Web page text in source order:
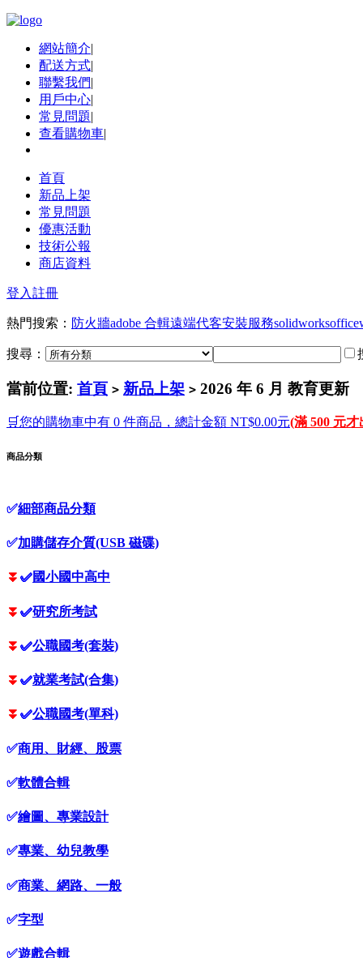
網站簡介|
配送方式|
聯繫我們|
用戶中心|
常見問題|
查看購物車|
首頁
新品上架
常見問題
優惠活動
技術公報
商店資料
登入註冊
熱門搜索： 防火牆adobe 合輯遠端代客安裝服務solidworksoffice
搜尋：
當前位置: 首頁 > 新品上架 > 2026 年 6 月 教育更新
🛒您的購物車中有 0 件商品，總計金額 NT$0.00元(滿 500 元才
商品分類
✅細部商品分類
✅加購儲存介質(USB 磁碟)
⏬ ✅國小國中高中
⏬ ✅研究所考試
⏬ ✅公職國考(套裝)
⏬ ✅就業考試(合集)
⏬ ✅公職國考(單科)
✅商用、財經、股票
✅軟體合輯
✅繪圖、專業設計
✅專業、幼兒教學
✅商業、網路、一般
✅字型
✅遊戲合輯